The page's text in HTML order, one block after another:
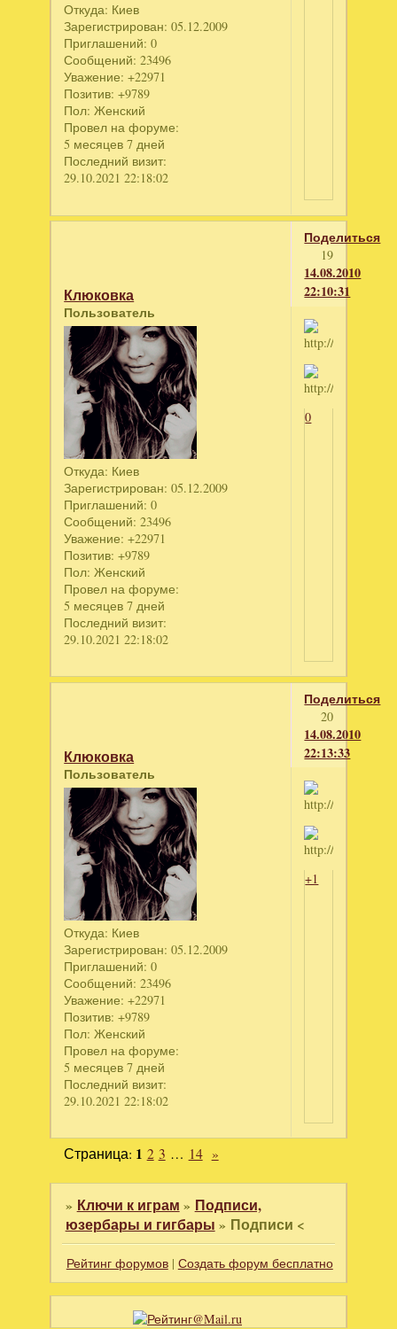
Откуда: Киев
Зарегистрирован: 05.12.2009
Приглашений: 0
Сообщений: 23496
Уважение: +22971
Позитив: +9789
Пол: Женский
Провел на форуме:
5 месяцев 7 дней
Последний визит:
29.10.2021 22:18:02
Поделиться
19
14.08.2010
22:10:31
Клюковка
Пользователь
Откуда: Киев
Зарегистрирован: 05.12.2009
Приглашений: 0
Сообщений: 23496
Уважение: +22971
Позитив: +9789
Пол: Женский
Провел на форуме:
5 месяцев 7 дней
Последний визит:
29.10.2021 22:18:02
0
Поделиться
20
14.08.2010
22:13:33
Клюковка
Пользователь
Откуда: Киев
Зарегистрирован: 05.12.2009
Приглашений: 0
Сообщений: 23496
Уважение: +22971
Позитив: +9789
Пол: Женский
Провел на форуме:
5 месяцев 7 дней
Последний визит:
29.10.2021 22:18:02
+1
Страница: 1 2 3 … 14 »
» Ключи к играм » Подписи,
юзербары и гигбары » Подписи <
Рейтинг форумов| Создать форум бесплатно